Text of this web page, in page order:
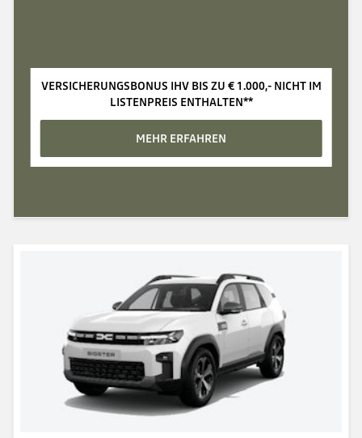
VERSICHERUNGSBONUS IHV BIS ZU €‎ 1.000,- NICHT IM
LISTENPREIS ENTHALTEN**
MEHR ERFAHREN